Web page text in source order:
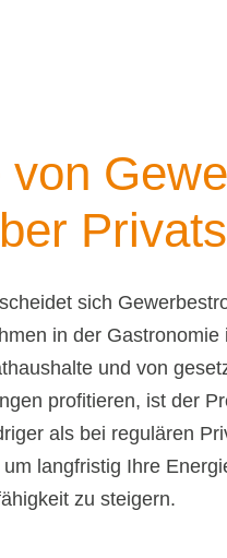
von
sich
in der
und von
profitieren, ist der
als bei regulären
langfristig Ihre
zu steigern.